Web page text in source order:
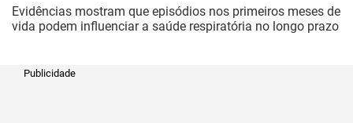
Evidências mostram que episódios nos primeiros meses de
vida podem influenciar a saúde respiratória no longo prazo
Publicidade